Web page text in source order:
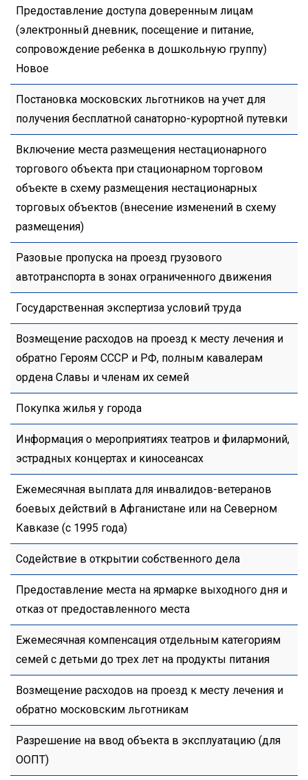
Предоставление доступа доверенным лицам
(электронный дневник, посещение и питание,
сопровождение ребенка в дошкольную группу)
Новое
Постановка московских льготников на учет для
получения бесплатной санаторно-курортной путевки
Включение места размещения нестационарного
торгового объекта при стационарном торговом
объекте в схему размещения нестационарных
торговых объектов (внесение изменений в схему
размещения)
Разовые пропуска на проезд грузового
автотранспорта в зонах ограниченного движения
Государственная экспертиза условий труда
Возмещение расходов на проезд к месту лечения и
обратно Героям СССР и РФ, полным кавалерам
ордена Славы и членам их семей
Покупка жилья у города
Информация о мероприятиях театров и филармоний,
эстрадных концертах и киносеансах
Ежемесячная выплата для инвалидов-ветеранов
боевых действий в Афганистане или на Северном
Кавказе (с 1995 года)
Содействие в открытии собственного дела
Предоставление места на ярмарке выходного дня и
отказ от предоставленного места
Ежемесячная компенсация отдельным категориям
семей с детьми до трех лет на продукты питания
Возмещение расходов на проезд к месту лечения и
обратно московским льготникам
Разрешение на ввод объекта в эксплуатацию (для
ООПТ)